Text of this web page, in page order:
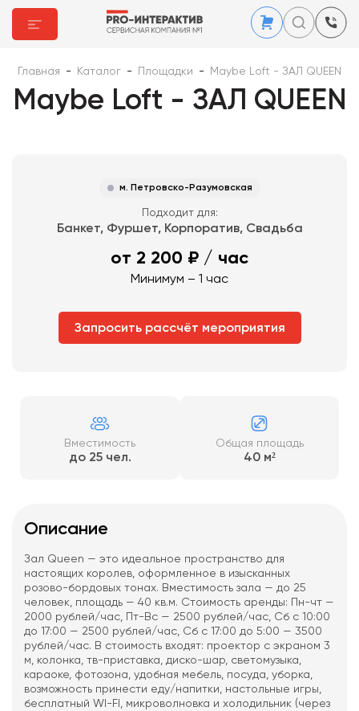
Главная - Каталог - Площадки - Maybe Loft - ЗАЛ QUEEN
Maybe Loft - ЗАЛ QUEEN
м. Петровско-Разумовская
Подходит для:
Банкет, Фуршет, Корпоратив, Свадьба
от 2 200 ₽ / час
Минимум – 1 час
Запросить рассчёт мероприятия
Вместимость
до 25 чел.
Общая площадь
40 м²
Описание
Зал Queen — это идеальное пространство для
настоящих королев, оформленное в изысканных
розово-бордовых тонах. Вместимость зала — до 25
человек, площадь — 40 кв.м. Стоимость аренды: Пн-чт —
2000 рублей/час, Пт-Вс — 2500 рублей/час, Сб с 10:00
до 17:00 — 2500 рублей/час, Сб с 17:00 до 5:00 — 3500
рублей/час. В стоимость входят: проектор с экраном 3
м, колонка, тв-приставка, диско-шар, светомузыка,
караоке, фотозона, удобная мебель, посуда, уборка,
возможность принести еду/напитки, настольные игры,
бесплатный WI-FI, микроволновка и холодильник (через